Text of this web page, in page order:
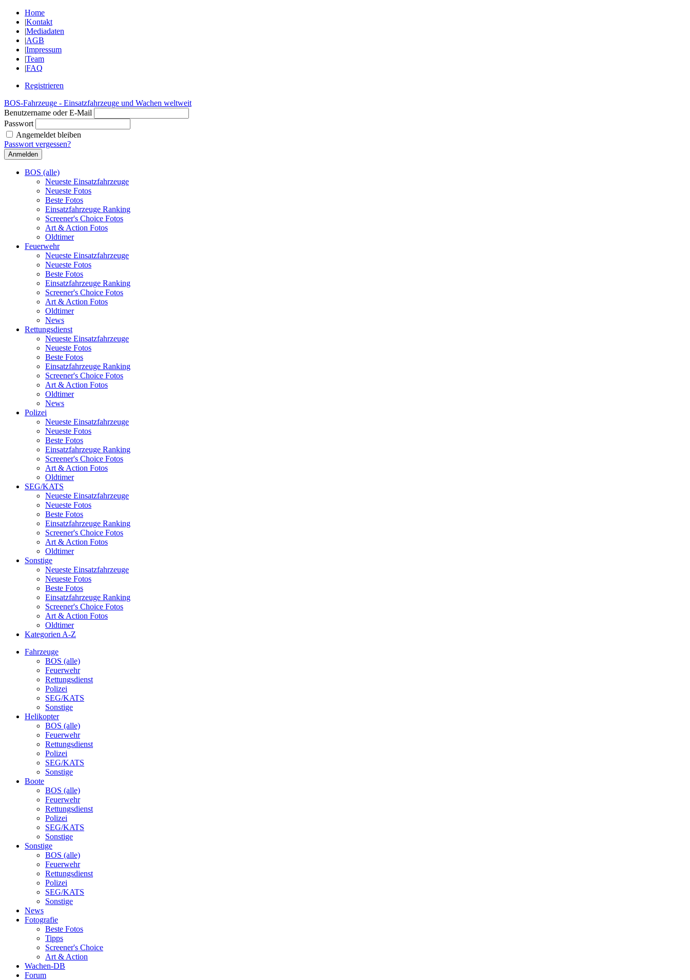
Home
|Kontakt
|Mediadaten
|AGB
|Impressum
|Team
|FAQ
Registrieren
BOS-Fahrzeuge - Einsatzfahrzeuge und Wachen weltweit
Benutzername oder E-Mail
Passwort
Angemeldet bleiben
Passwort vergessen?
BOS (alle)
Neueste Einsatzfahrzeuge
Neueste Fotos
Beste Fotos
Einsatzfahrzeuge Ranking
Screener's Choice Fotos
Art & Action Fotos
Oldtimer
Feuerwehr
Neueste Einsatzfahrzeuge
Neueste Fotos
Beste Fotos
Einsatzfahrzeuge Ranking
Screener's Choice Fotos
Art & Action Fotos
Oldtimer
News
Rettungsdienst
Neueste Einsatzfahrzeuge
Neueste Fotos
Beste Fotos
Einsatzfahrzeuge Ranking
Screener's Choice Fotos
Art & Action Fotos
Oldtimer
News
Polizei
Neueste Einsatzfahrzeuge
Neueste Fotos
Beste Fotos
Einsatzfahrzeuge Ranking
Screener's Choice Fotos
Art & Action Fotos
Oldtimer
SEG/KATS
Neueste Einsatzfahrzeuge
Neueste Fotos
Beste Fotos
Einsatzfahrzeuge Ranking
Screener's Choice Fotos
Art & Action Fotos
Oldtimer
Sonstige
Neueste Einsatzfahrzeuge
Neueste Fotos
Beste Fotos
Einsatzfahrzeuge Ranking
Screener's Choice Fotos
Art & Action Fotos
Oldtimer
Kategorien A-Z
Fahrzeuge
BOS (alle)
Feuerwehr
Rettungsdienst
Polizei
SEG/KATS
Sonstige
Helikopter
BOS (alle)
Feuerwehr
Rettungsdienst
Polizei
SEG/KATS
Sonstige
Boote
BOS (alle)
Feuerwehr
Rettungsdienst
Polizei
SEG/KATS
Sonstige
Sonstige
BOS (alle)
Feuerwehr
Rettungsdienst
Polizei
SEG/KATS
Sonstige
News
Fotografie
Beste Fotos
Tipps
Screener's Choice
Art & Action
Wachen-DB
Forum